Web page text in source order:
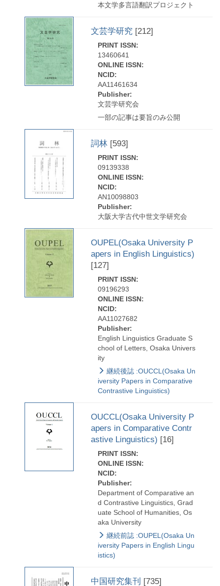
本文学多言語翻訳プロジェクト
文芸学研究 [212]
PRINT ISSN:
13460641
ONLINE ISSN:
NCID:
AA11461634
Publisher:
文芸学研究会
一部の記事は要旨のみ公開
詞林 [593]
PRINT ISSN:
09139338
ONLINE ISSN:
NCID:
AN10098803
Publisher:
大阪大学古代中世文学研究会
OUPEL(Osaka University P
apers in English Linguistics)
[127]
PRINT ISSN:
09196293
ONLINE ISSN:
NCID:
AA11027682
Publisher:
English Linguistics Graduate S
chool of Letters, Osaka Univers
ity
継続後誌 :OUCCL(Osaka Un
iversity Papers in Comparative
Contrastive Linguistics)
OUCCL(Osaka University P
apers in Comparative Contr
astive Linguistics) [16]
PRINT ISSN:
ONLINE ISSN:
NCID:
Publisher:
Department of Comparative an
d Contrastive Linguistics, Grad
uate School of Humanities, Os
aka University
継続前誌 :OUPEL(Osaka Un
iversity Papers in English Lingu
istics)
中国研究集刊 [735]